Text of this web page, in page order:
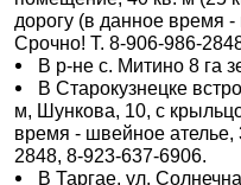
дорогу (в данное время
Срочно! Т. 8-906-986-
В р-не с. Митино 8 га
В Старокузнецке
м, Шункова, 10, с
время - швейное
2848, 8-923-637-6906.
В Таргае, ул.